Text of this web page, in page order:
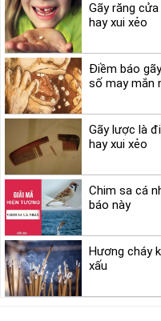
Gãy răng
hay xui xẻo
Điềm báo
số may mắn
Gãy lược là
hay xui xẻo
Chim sa cá
báo này
Hương cháy
xấu